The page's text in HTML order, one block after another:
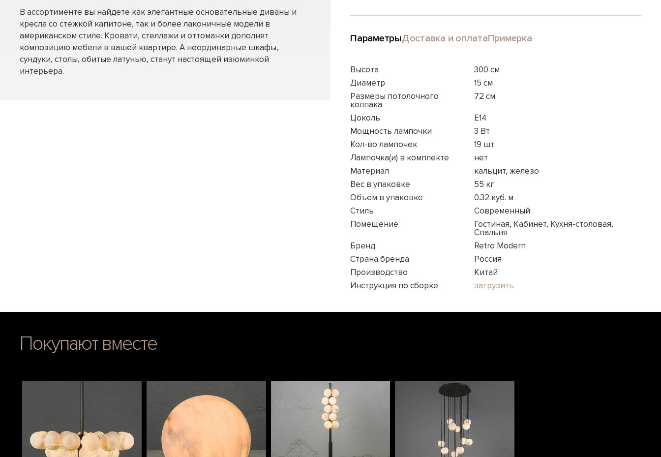
В ассортименте вы найдете как элегантные основательные диваны и
кресла со стёжкой капитоне, так и более лаконичные модели в
американском стиле. Кровати, стеллажи и оттоманки дополнят
композицию мебели в вашей квартире. А неординарные шкафы,
сундуки, столы, обитые латунью, станут настоящей изюминкой
интерьера.
ПараметрыДоставка и оплатаПримерка
Высота
300 см
Диаметр
15 см
Размеры потолочного
колпака
72 см
Цоколь
E14
Мощность лампочки
3 Вт
Кол-во лампочек
19 шт
Лампочка(и) в комплекте
нет
Материал
кальцит, железо
Вес в упаковке
55 кг
Объем в упаковке
0.32 куб. м
Стиль
Современный
Помещение
Гостиная, Кабинет, Кухня-столовая,
Спальня
Бренд
Retro Modern
Страна бренда
Россия
Производство
Китай
Инструкция по сборке
загрузить
Покупают вместе